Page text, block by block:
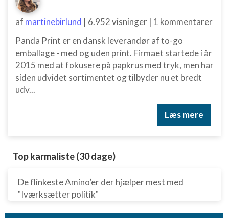
af martinebirlund | 6.952 visninger | 1 kommentarer
Panda Print er en dansk leverandør af to-go
emballage - med og uden print. Firmaet startede i år
2015 med at fokusere på papkrus med tryk, men har
siden udvidet sortimentet og tilbyder nu et bredt
udv...
Læs mere
Top karmaliste (30 dage)
De flinkeste Amino’er der hjælper mest med
"Iværksætter politik"